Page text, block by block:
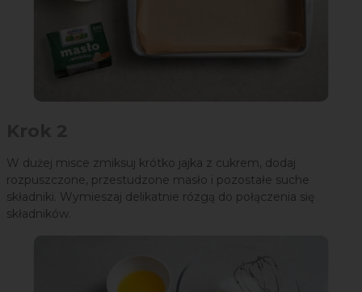
W dużej misce zmiksuj krótko jajka z cukrem, dodaj
rozpuszczone, przestudzone masło i pozostałe suche
składniki. Wymieszaj delikatnie rózgą do połączenia się
składników.